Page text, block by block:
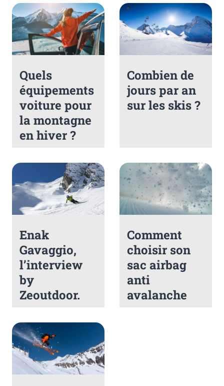
Quels
équipements
voiture pour
la montagne
en hiver ?
Combien de
jours par an
sur les skis ?
Enak
Gavaggio,
l’interview
by
Zeoutdoor.
Comment
choisir son
sac airbag
anti
avalanche